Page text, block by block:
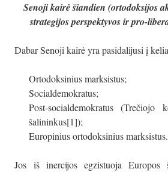
Senoji kairė šiandien (ortodoksijos
strategijos perspektyvos ir pro-
Dabar Senoji kairė yra pasidalijusi į
Ortodoksinius marksistus;
Socialdemokratus;
Post-socialdemokratus (Trečiojo
šalininkus[1]);
Europinius ortodoksinius marksistus.
Jos iš inercijos egzistuoja Europos